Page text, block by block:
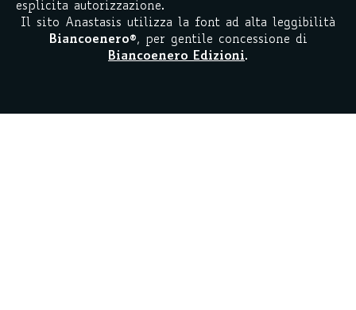
esplicita autorizzazione.
Il sito Anastasis utilizza la font ad alta leggibilità
Biancoenero®, per gentile concessione di
Biancoenero Edizioni.